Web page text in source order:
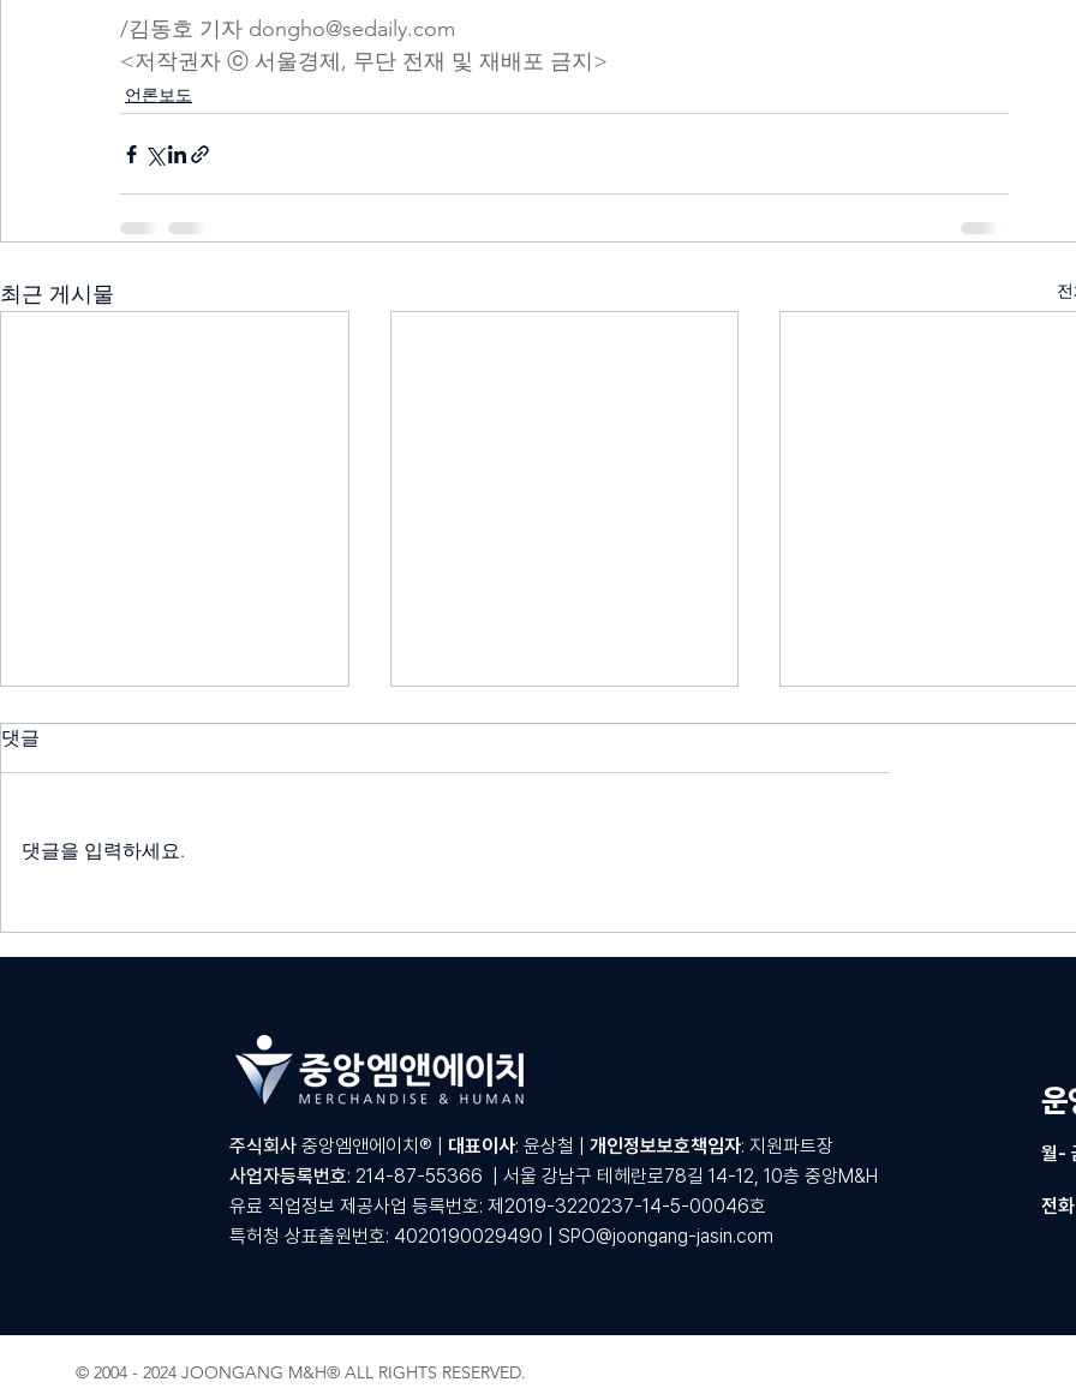
/김동호 기자 dongho@sedaily.com
<저작권자 ⓒ 서울경제, 무단 전재 및 재배포 금지>
언론보도
최근 게시물
채널 팝업스토어 전담팀 운영
스 아웃소싱 서비스 운영
가 양성을 통한 세일즈 아웃
댓글
댓글을 입력하세요.
주식회사중앙엠앤에이치® | 대표이사: 윤상철 | 개인정보보호책임자: 지원파트장
사업자등록번호: 214-87-55366 | 서울 강남구 테헤란로78길 14-12, 10층 중앙M&H
유료 직업정보 제공사업 등록번호: 제2019-3220237-14-5-00046호
특허청 상표출원번호: 4020190029490 | SPO@joongang-jasin.com
운
월-
전
© 2004 - 2024 JOONGANG M&H® ALL RIGHTS RESERVED.